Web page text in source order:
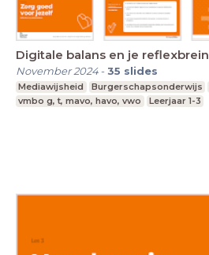
Digitale balans en je reflexbrein
November 2024-35 slides
Mediawijsheid Burgerschapsonderwijs
vmbo g, t, mavo, havo, vwo
Leerjaar 1-3